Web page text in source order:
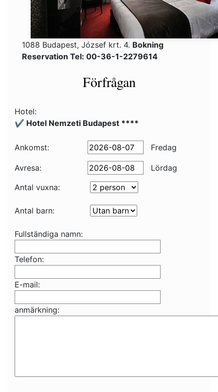
1088 Budapest, József krt. 4. Bokning
Reservation Tel: 00-36-1-2279614
Förfrågan
Hotel:
✔️ Hotel Nemzeti Budapest ****
Ankomst: Fredag
Avresa:
Lördag
Antal vuxna:
Antal barn:
Fullständiga namn:
Telefon:
E-mail:
anmärkning: